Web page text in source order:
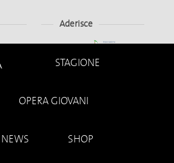
STAGIONE
OPERA GIOVANI
NEWS SHOP
Aderisce